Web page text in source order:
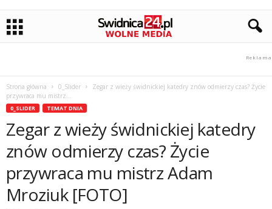
Strona główna 0_Slider
Zegar z wieży świdnickiej katedry znów odmierzy czas? Życie
przywraca mu mistrz...
0_SLIDER TEMAT DNIA
Zegar z wieży świdnickiej katedry
znów odmierzy czas? Życie
przywraca mu mistrz Adam
Mroziuk [FOTO]